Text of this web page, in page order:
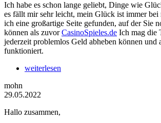
Ich habe es schon lange geliebt, Dinge wie
es fällt mir sehr leicht, mein Glück ist immer
ich eine großartige Seite gefunden, auf der Sie
können als zuvorCasinoSpieles.de Ich mag die
jederzeit problemlos Geld abheben können und
funktioniert.
weiterlesen
mohn
29.05.2022
Hallo zusammen,